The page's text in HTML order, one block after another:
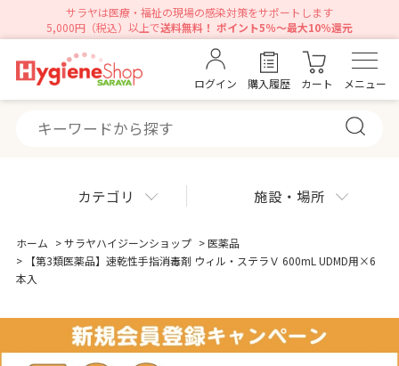
サラヤは医療・福祉の現場の感染対策をサポートします
5,000円（税込）以上で送料無料！ ポイント5％～最大10％還元
ログイン 購入履歴 カート メニュー
カテゴリ 施設・場所
ホーム >サラヤハイジーンショップ >医薬品
>
【第3類医薬品】速乾性手指消毒剤 ウィル・ステラＶ 600mL UDMD用×6
本入